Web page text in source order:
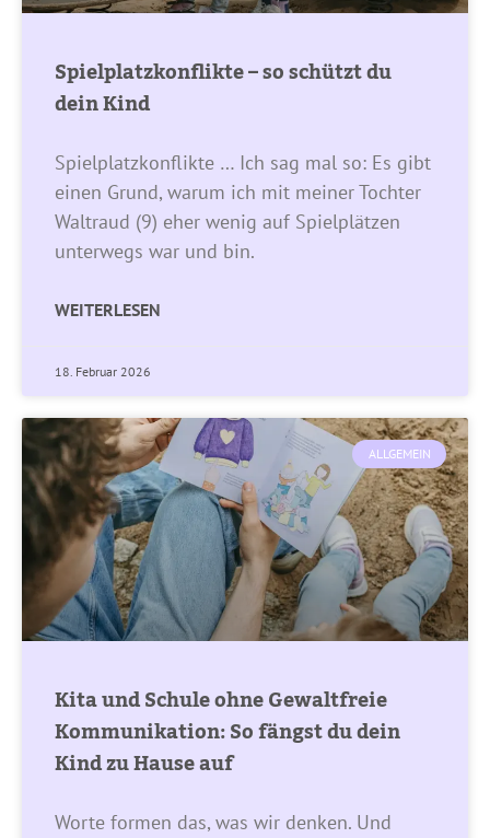
Spielplatzkonflikte – so schützt du
dein Kind
Spielplatzkonflikte … Ich sag mal so: Es gibt
einen Grund, warum ich mit meiner Tochter
Waltraud (9) eher wenig auf Spielplätzen
unterwegs war und bin.
WEITERLESEN
18. Februar 2026
ALLGEMEIN
Kita und Schule ohne Gewaltfreie
Kommunikation: So fängst du dein
Kind zu Hause auf
Worte formen das, was wir denken. Und